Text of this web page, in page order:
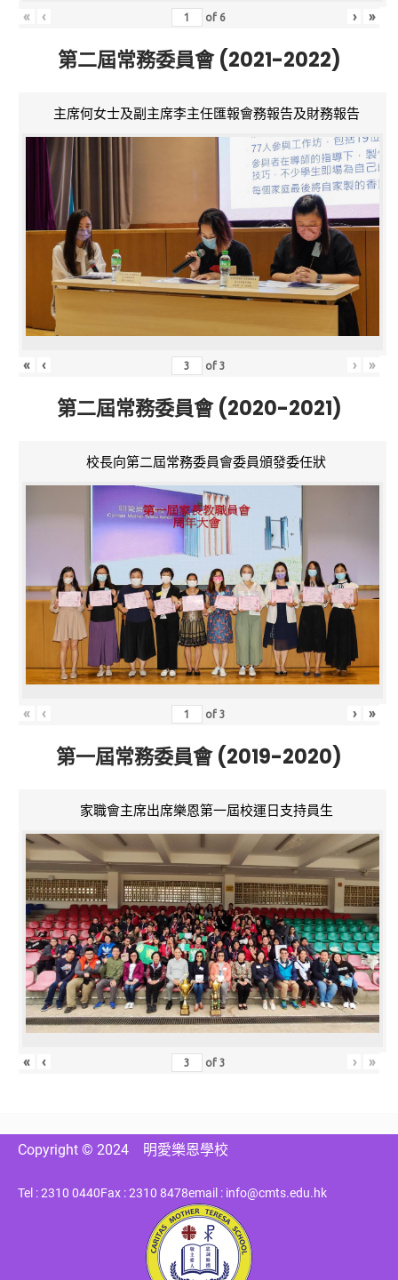
« ‹ of 6 › »
第二屆常務委員會 (2021-2022)
主席何女士及副主席李主任匯報會務報告及財務報告
« ‹ of3 › »
第二屆常務委員會 (2020-2021)
校長向第二屆常務委員會委員頒發委任狀
« ‹ of3 › »
第一屆常務委員會 (2019-2020)
家職會主席出席樂恩第一屆校運日支持員生
« ‹ of3 › »
Copyright © 2024 明愛樂恩學校
Tel : 2310 0440Fax : 2310 8478email : info@cmts.edu.hk